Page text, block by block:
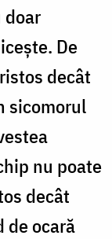
doar
De
decât
sicomorul
nu poate
decât
de ocară